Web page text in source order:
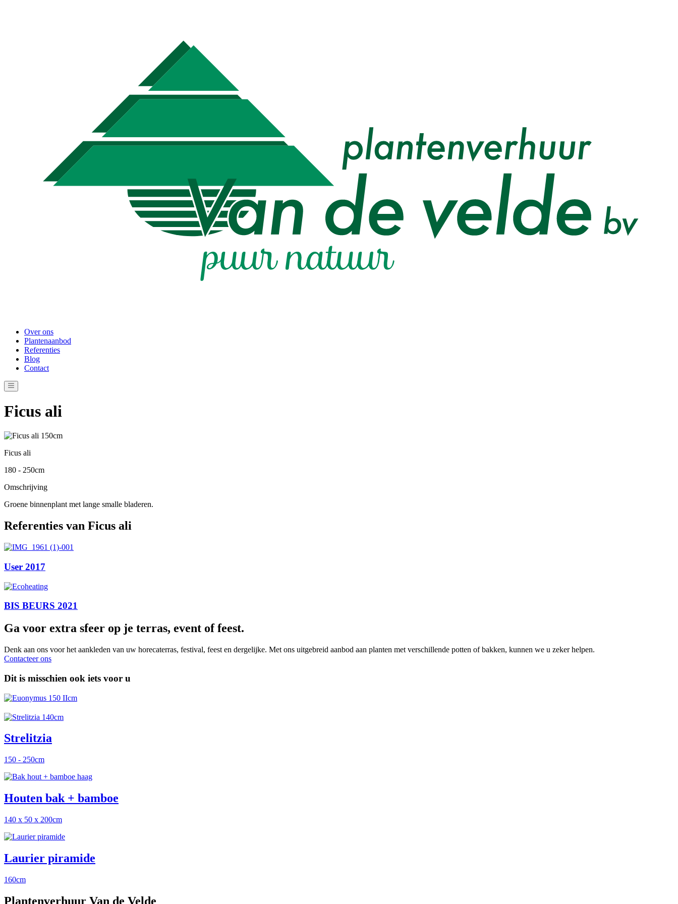
Over ons
Plantenaanbod
Referenties
Blog
Contact
Ficus ali
Ficus ali
180 - 250cm
Omschrijving
Groene binnenplant met lange smalle bladeren.
Referenties van Ficus ali
User 2017
BIS BEURS 2021
Ga voor extra sfeer op je terras, event of feest.
Denk aan ons voor het aankleden van uw horecaterras, festival, feest en dergelijke. Met ons uitgebreid aanbod aan planten met verschillende potten of bakken, kunnen we u zeker helpen.
Contacteer ons
Dit is misschien ook iets voor u
Strelitzia
150 - 250cm
Houten bak + bamboe
140 x 50 x 200cm
Laurier piramide
160cm
Plantenverhuur Van de Velde